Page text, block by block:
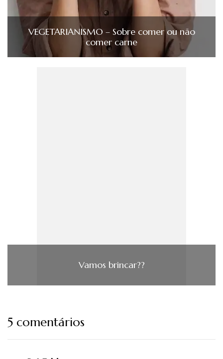
VEGETARIANISMO – Sobre comer ou não
comer carne
Vamos brincar??
5 comentários